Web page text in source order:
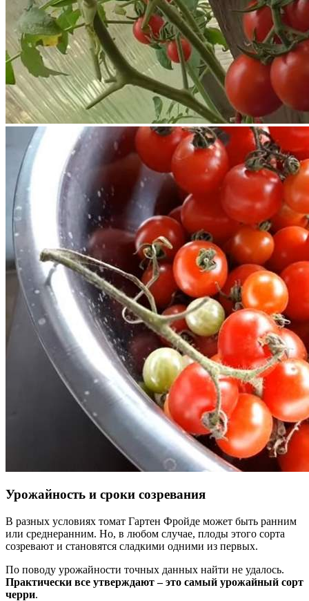
Урожайность и сроки созревания
В разных условиях томат Гартен Фройде может быть ранним
или среднеранним. Но, в любом случае, плоды этого сорта
созревают и становятся сладкими одними из первых.
По поводу урожайности точных данных найти не удалось.
Практически все утверждают – это самый урожайный сорт
черри.